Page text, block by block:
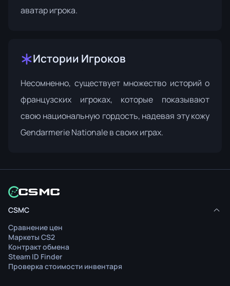
аватар игрока.
Истории Игроков
Несомненно, существует множество историй о
французских игроках, которые показывают
свою национальную гордость, надевая эту кожу
Gendarmerie Nationale в своих играх.
CSMC
Сравнение цен
Маркеты CS2
Контракт обмена
Steam ID Finder
Проверка стоимости инвентаря